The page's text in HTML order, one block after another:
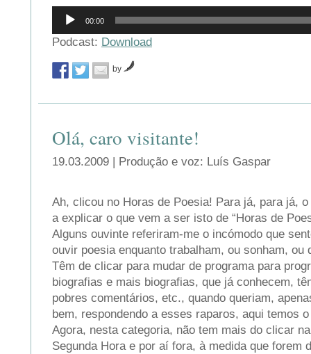
Reprodutor
áudio
00:00
Podcast: Download
by
Olá, caro visitante!
19.03.2009 | Produção e voz: Luís Gaspar
Ah, clicou no Horas de Poesia! Para já, para já,
a explicar o que vem a ser isto de “Horas de
Alguns ouvinte referiram-me o incómodo que
ouvir poesia enquanto trabalham, ou sonham,
Têm de clicar para mudar de programa para
biografias e mais biografias, que já conhecem,
pobres comentários, etc., quando queriam,
bem, respondendo a esses raparos, aqui temos o
Agora, nesta categoria, não tem mais do clicar
Segunda Hora e por aí fora, à medida que forem